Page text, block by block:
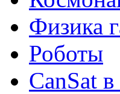
Физика
Роботы
CanSat